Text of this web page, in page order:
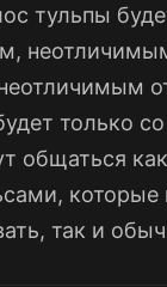
тульпы
только
общаться
которые
так и